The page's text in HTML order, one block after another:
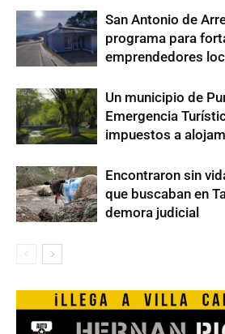
San Antonio de
programa para
emprendedores
Un municipio de
Emergencia
impuestos a
Encontraron sin
que buscaban en
demora judicial